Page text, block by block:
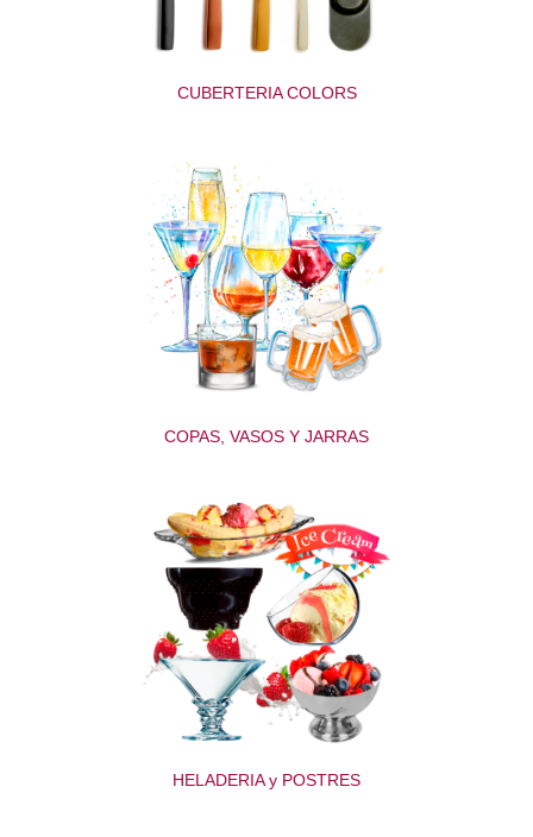
CUBERTERIA COLORS
COPAS, VASOS Y JARRAS
HELADERIA y POSTRES